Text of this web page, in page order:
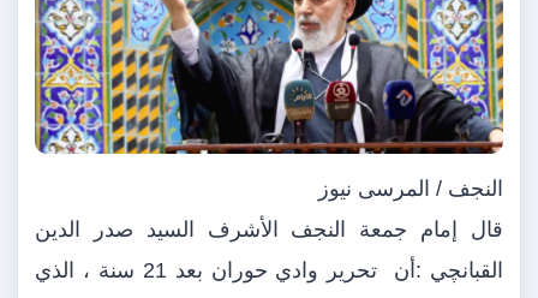
النجف / المرسى نيوز
قال إمام جمعة النجف الأشرف السيد صدر الدين
القبانچي :أن تحرير وادي حوران بعد 21 سنة ، الذي